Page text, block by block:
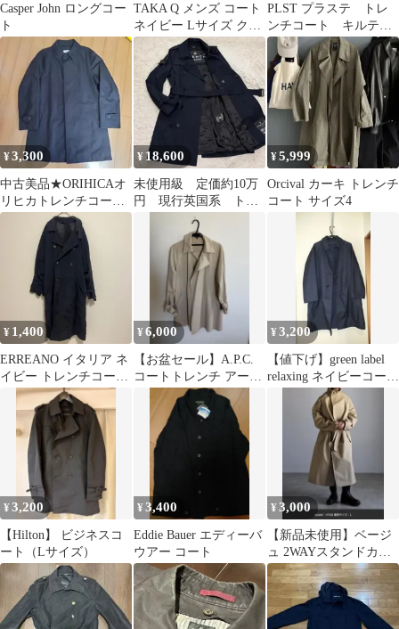
Casper John ロングコー
ト
TAKA Q メンズ コート
ネイビー Lサイズ クリ
ーニング済
PLST プラステ トレ
ンチコート キルティ
ングベスト付き カー
キ色 Mサイズ
¥3,300
中古美品★ORIHICAオ
リヒカトレンチコート
ブラックLL
¥ 18,600
未使用級 定価約10万
円 現行英国系 トレ
ンチロンドン ダブル
トレンチコート
¥5,999
Orcival カーキ トレンチ
コート サイズ4
¥ 1,400
ERREANO イタリア ネ
イビー トレンチコート
ダブルブレスト 44
¥6,000
【お盆セール】A.P.C.
コートトレンチ アーペ
ーセー フランス製
¥3,200
【値下げ】green label
relaxing ネイビーコー
ト リバーシブル
¥3,200
【Hilton】 ビジネスコ
ート（Lサイズ）
¥3,400
Eddie Bauer エディーバ
ウアー コート
¥3,000
【新品未使用】ベージ
ュ 2WAYスタンドカラ
ー トレンチコート Mサ
イズ